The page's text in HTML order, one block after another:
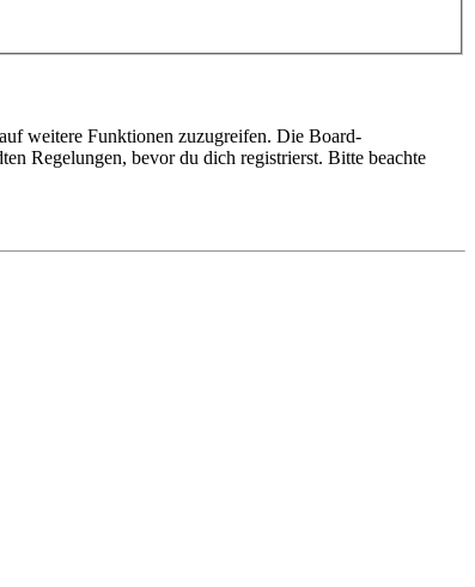
weitere Funktionen zuzugreifen. Die Board-
Regelungen, bevor du dich registrierst. Bitte beachte